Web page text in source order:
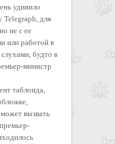
удивило
Telegraph, для
не с ее
или работой в
будто в
министр
таблоида,
вызвать